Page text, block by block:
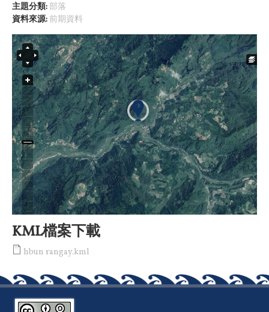
主題分類:部落
資料來源:前期資料
KML檔案下載
hbun rangay.kml